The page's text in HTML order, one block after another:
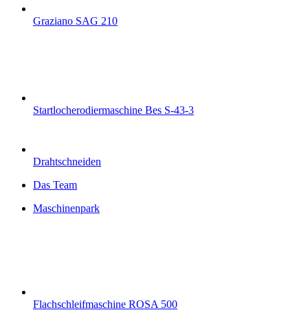
Graziano SAG 210
Startlocherodiermaschine Bes S-43-3
Drahtschneiden
Das Team
Maschinenpark
Flachschleifmaschine ROSA 500